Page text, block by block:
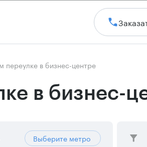
в бизнес-центре
в бизнес-
Выберите метро